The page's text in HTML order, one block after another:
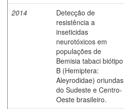
2014
Detecção de
resistência a
inseticidas
neurotóxicos em
populações de
Bemisia tabaci biótipo
B (Hemiptera:
Aleyrodidae) oriundas
do Sudeste e Centro-
Oeste brasileiro.